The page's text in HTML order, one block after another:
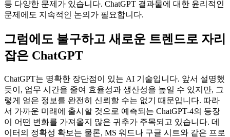
는 ChatGPT로 생성된 콘텐츠를 어디까지 활용할 수 있는지에
대한 의문을 제기하고 있습니다.
이 외에도 본인의 저작물이라고 말할 수 있는지, 혹은 출처를
밝힌다면 문제가 없는 건지, 출처는 어디까지 남겨야 하는지
등 다양한 문제가 있습니다. ChatGPT 결과물에 대한 윤리적인
그럼에도 불구하고 새로운 트렌드로 자리
잡은 ChatGPT
ChatGPT는 명확한 장단점이 있는 AI 기술입니다. 앞서 설명했